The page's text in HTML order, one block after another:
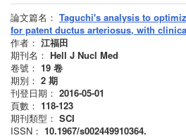
論文篇名： Taguchi's analysis to
for patent ductus arteriosus, with
作者： 江福田
期刊名： Hell J Nucl Med
卷號： 19 卷
期別： 2 期
刊登日期： 2016-05-01
頁數： 118-123
期刊類型： SCI
ISSN： 10.1967/s002449910364.